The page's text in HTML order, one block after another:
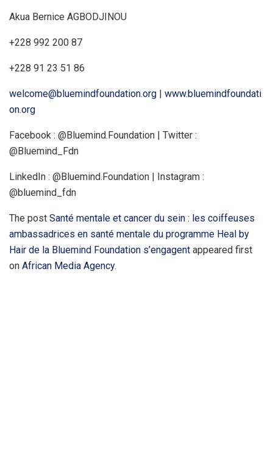
Akua Bernice AGBODJINOU
+228 992 200 87
+228 91 23 51 86
welcome@bluemindfoundation.org | www.bluemindfoundati
on.org
Facebook : @Bluemind.Foundation | Twitter :
@Bluemind_Fdn
LinkedIn : @Bluemind.Foundation | Instagram :
@bluemind_fdn
The post Santé mentale et cancer du sein : les coiffeuses
ambassadrices en santé mentale du programme Heal by
Hair de la Bluemind Foundation s’engagent appeared first
on African Media Agency.